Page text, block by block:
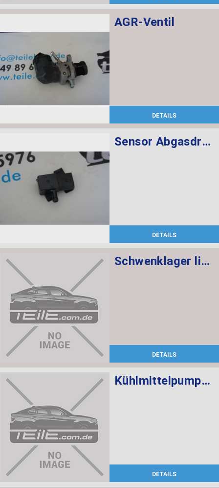
AGR-Ventil
DETAILS
Sensor Abgasdruck
DETAILS
Schwenklager links
DETAILS
Kühlmittelpumpe mechanisch
DETAILS